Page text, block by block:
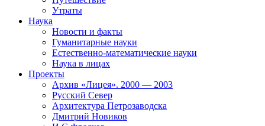
Утраты
Наука
Новости и факты
Гуманитарные науки
Естественно-математические науки
Наука в лицах
Проекты
Архив «Лицея». 2000 — 2003
Русский Север
Архитектура Петрозаводска
Дмитрий Новиков